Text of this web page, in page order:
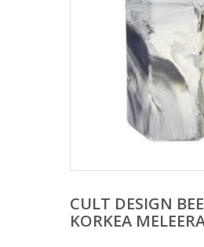
CULT DESIGN
KORKEA